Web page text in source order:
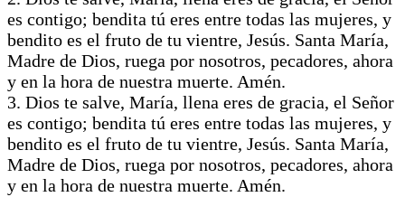
es contigo; bendita tú eres entre todas las mujeres, y
bendito es el fruto de tu vientre, Jesús. Santa María,
Madre de Dios, ruega por nosotros, pecadores, ahora
y en la hora de nuestra muerte. Amén.
3. Dios te salve, María, llena eres de gracia, el Señor
es contigo; bendita tú eres entre todas las mujeres, y
bendito es el fruto de tu vientre, Jesús. Santa María,
Madre de Dios, ruega por nosotros, pecadores, ahora
y en la hora de nuestra muerte. Amén.